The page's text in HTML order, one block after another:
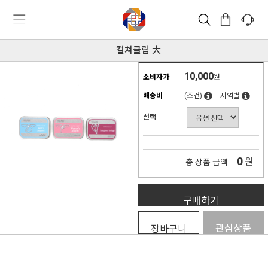
컬쳐클립 大
소비자가 10,000원
배송비 (조건) 지역별
선택
총 상품 금액 0 원
구매하기
장바구니 관심상품